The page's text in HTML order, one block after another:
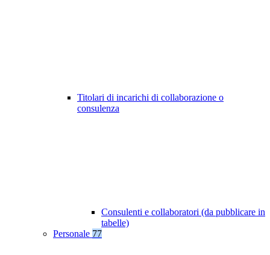
Titolari di incarichi di collaborazione o
consulenza
Consulenti e collaboratori (da pubblicare in
tabelle)
Personale 77